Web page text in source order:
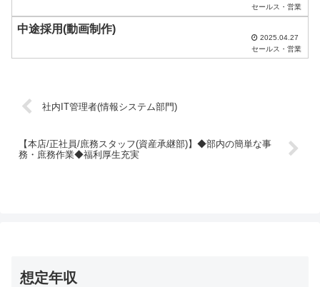
。
セールス・営業
中途採用(動画制作)
2025.04.27
セールス・営業
社内IT管理者(情報システム部門)
【本店/正社員/庶務スタッフ(資産承継部)】◆部内の簡単な事
務・庶務作業◆福利厚生充実
想定年収